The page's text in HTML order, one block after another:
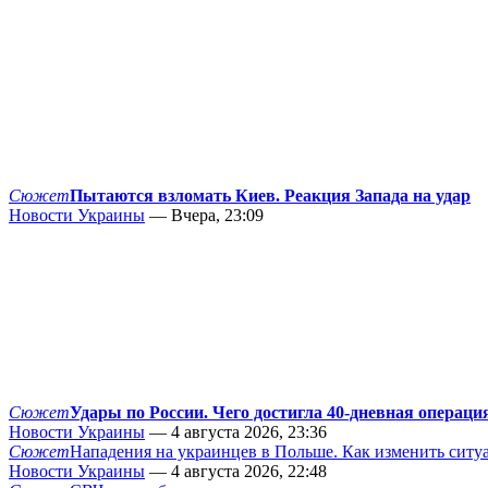
СюжетПытаются взломать Киев. Реакция Запада на удар
Новости Украины — Вчера, 23:09
СюжетУдары по России. Чего достигла 40-дневная
Новости Украины — 4 августа 2026, 23:36
СюжетНападения на украинцев в Польше. Как изменить
Новости Украины — 4 августа 2026, 22:48